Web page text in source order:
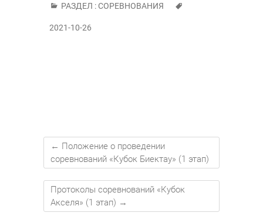
РАЗДЕЛ :СОРЕВНОВАНИЯ
2021-10-26
← Положение о проведении
соревнований «Кубок Биектау» (1 этап)
Протоколы соревнований «Кубок
Акселя» (1 этап) →